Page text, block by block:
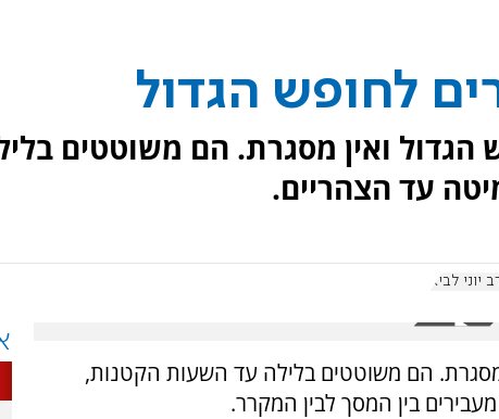
לחופש הגדול
ואין מסגרת. הם משוטטים
עד הצהריים.
יוני לביא
מסגרת. הם משוטטים בלילה עד השעות הקטנות,
בין המסך לבין המקרר.